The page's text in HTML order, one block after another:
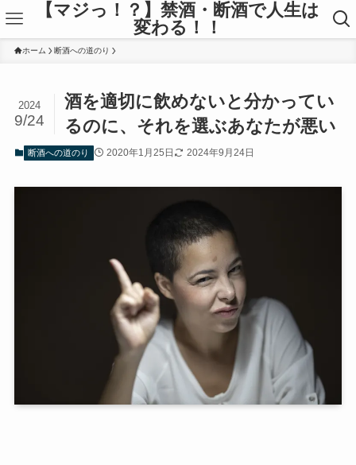
【マジっ！？】禁酒・断酒で人生は
変わる！！
ホーム 断酒への道のり
酒を適切に飲めないと分かってい
るのに、それを選ぶあなたが悪い
2024
9/24
断酒への道のり 2020年1月25日 2024年9月24日